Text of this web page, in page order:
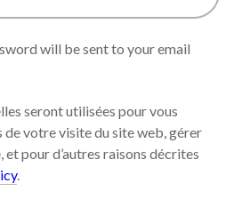
will be sent to your email
seront utilisées pour vous
de votre visite du site web, gérer
et pour d’autres raisons décrites
.